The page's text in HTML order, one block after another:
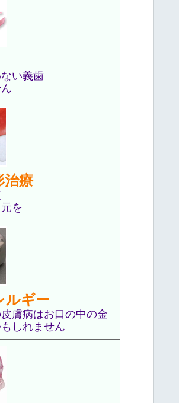
い義歯
治療
を
ルギー
膚病はお口の中の金
しれません